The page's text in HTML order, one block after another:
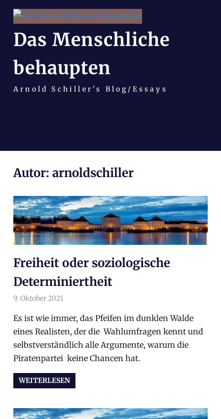
Inhalt
Das Menschliche
behaupten
Arnold Schiller's Blog/Essays
Autor: arnoldschiller
Freiheit oder soziologische
Determiniertheit
9. Oktober 2021
Es ist wie immer, das Pfeifen im dunklen Walde
eines Realisten, der die Wahlumfragen kennt und
selbstverständlich alle Argumente, warum die
Piratenpartei keine Chancen hat.
WEITERLESEN